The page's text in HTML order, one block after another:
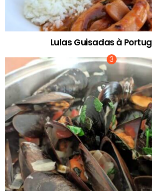
Lulas Guisadas à